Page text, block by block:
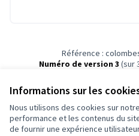
Informations sur les
Nous utilisons des cookies sur
performance et les contenus du
de fournir une expérience
Référence :
Numéro de version 3 (sur
Conditions d'utilisation
Paramètres des cookies
participons.colombes.fr sur